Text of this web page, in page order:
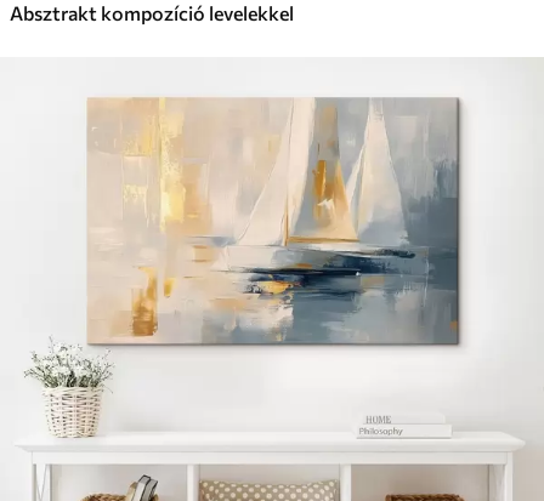
Absztrakt kompozíció levelekkel